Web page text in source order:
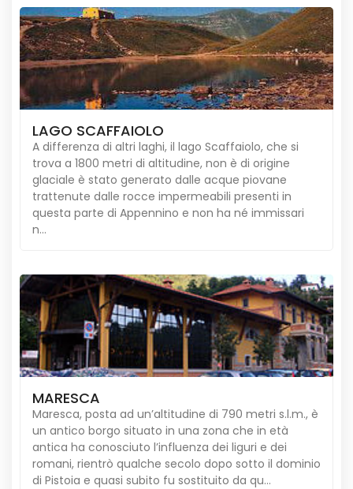
LAGO SCAFFAIOLO
A differenza di altri laghi, il lago Scaffaiolo, che si
trova a 1800 metri di altitudine, non è di origine
glaciale è stato generato dalle acque piovane
trattenute dalle rocce impermeabili presenti in
questa parte di Appennino e non ha né immissari
n...
MARESCA
Maresca, posta ad un’altitudine di 790 metri s.l.m., è
un antico borgo situato in una zona che in età
antica ha conosciuto l’influenza dei liguri e dei
romani, rientrò qualche secolo dopo sotto il dominio
di Pistoia e quasi subito fu sostituito da qu...